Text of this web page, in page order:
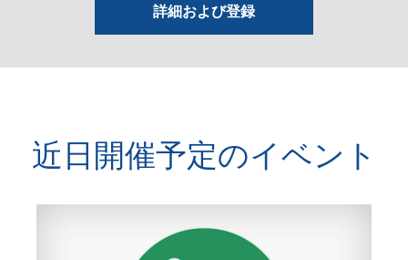
詳細および登録
近日開催予定のイベント